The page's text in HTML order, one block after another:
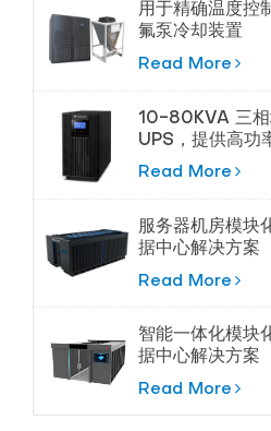
用于精确温度控
氟泵冷却装置
Read More
10-80KVA 三相
UPS，提供高功
护
Read More
服务器机房模块
据中心解决方案
Read More
智能一体化模块
据中心解决方案
Read More